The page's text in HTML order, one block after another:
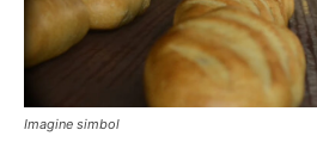
Imagine simbol